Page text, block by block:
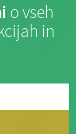
o vseh
in